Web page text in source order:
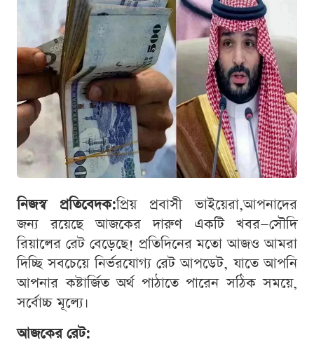
নিজস্ব প্রতিবেদক:প্রিয় প্রবাসী ভাইয়েরা,আপনাদের
জন্য রয়েছে আজকের দারুণ একটি খবর—সৌদি
রিয়ালের রেট বেড়েছে! প্রতিদিনের মতো আজও আমরা
দিচ্ছি সবচেয়ে নির্ভরযোগ্য রেট আপডেট, যাতে আপনি
আপনার কষ্টার্জিত অর্থ পাঠাতে পারেন সঠিক সময়ে,
সর্বোচ্চ মূল্যে।
আজকের রেট: